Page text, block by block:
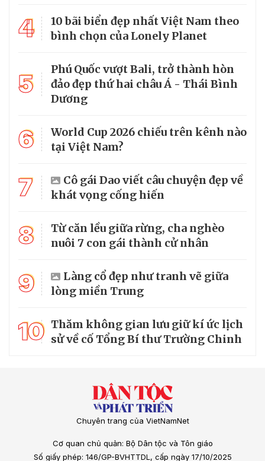
4
10 bãi biển đẹp nhất Việt Nam theo
bình chọn của Lonely Planet
5
Phú Quốc vượt Bali, trở thành hòn
đảo đẹp thứ hai châu Á - Thái Bình
Dương
6
World Cup 2026 chiếu trên kênh nào
tại Việt Nam?
7
Cô gái Dao viết câu chuyện đẹp về
khát vọng cống hiến
8
Từ căn lều giữa rừng, cha nghèo
nuôi 7 con gái thành cử nhân
9
Làng cổ đẹp như tranh vẽ giữa
lòng miền Trung
10 Thăm không gian lưu giữ kí ức lịch
sử về cố Tổng Bí thư Trường Chinh
Chuyên trang của VietNamNet
Cơ quan chủ quản: Bộ Dân tộc và Tôn giáo
Số giấy phép: 146/GP-BVHTTDL, cấp ngày 17/10/2025